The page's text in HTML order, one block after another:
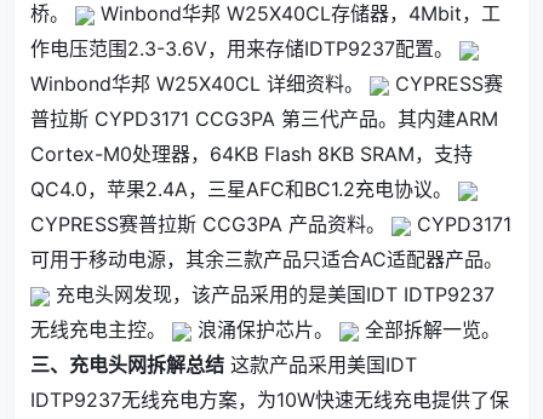
桥。
Winbond华邦 W25X40CL存储器，4Mbit，工
作电压范围2.3-3.6V，用来存储IDTP9237配置。
Winbond华邦 W25X40CL 详细资料。
CYPRESS赛
普拉斯 CYPD3171 CCG3PA 第三代产品。其内建ARM
Cortex-M0处理器，64KB Flash 8KB SRAM，支持
QC4.0，苹果2.4A，三星AFC和BC1.2充电协议。
CYPRESS赛普拉斯 CCG3PA 产品资料。
CYPD3171
可用于移动电源，其余三款产品只适合AC适配器产品。
充电头网发现，该产品采用的是美国IDT IDTP9237
无线充电主控。
浪涌保护芯片。
全部拆解一览。
三、充电头网拆解总结 这款产品采用美国IDT
IDTP9237无线充电方案，为10W快速无线充电提供了保